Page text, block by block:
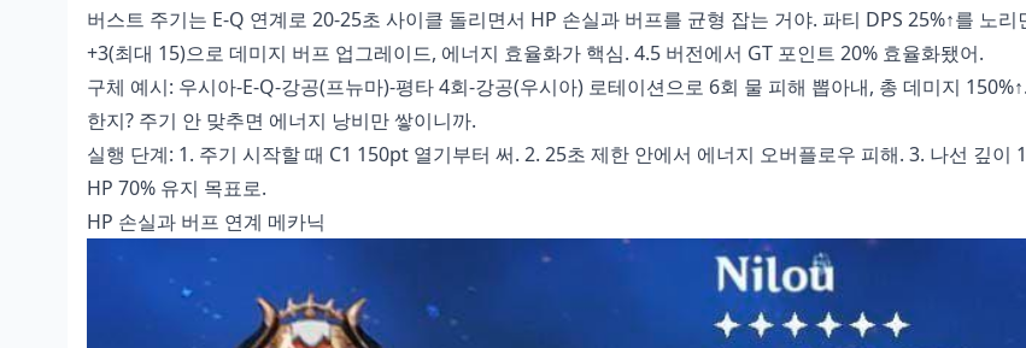
버스트 주기는 E-Q 연계로 20-25초 사이클 돌리면서 HP 손실과 버프를 균형 잡는 거야. 파티 DPS 25%↑를 노리
+3(최대 15)으로 데미지 버프 업그레이드, 에너지 효율화가 핵심. 4.5 버전에서 GT 포인트 20% 효율화됐어.
구체 예시: 우시아-E-Q-강공(프뉴마)-평타 4회-강공(우시아) 로테이션으로 6회 물 피해 뽑아내, 총 데미지
한지? 주기 안 맞추면 에너지 낭비만 쌓이니까.
실행 단계: 1. 주기 시작할 때 C1 150pt 열기부터 써. 2. 25초 제한 안에서 에너지 오버플로우 피해. 3. 나선 깊이
HP 70% 유지 목표로.
HP 손실과 버프 연계 메카닉